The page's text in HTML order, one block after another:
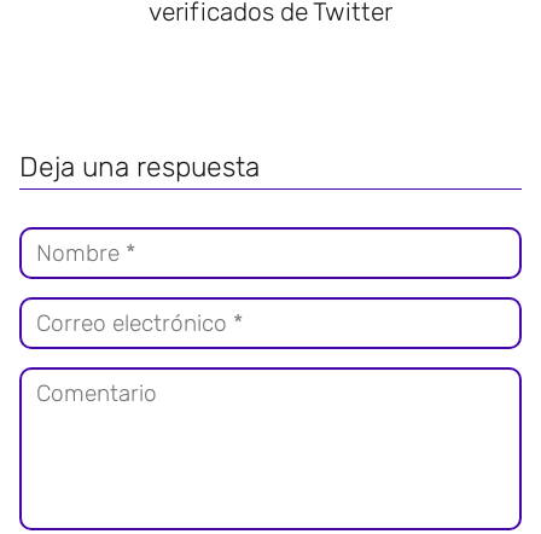
verificados de Twitter
Deja una respuesta